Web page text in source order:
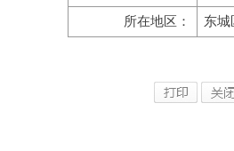
所在地区： 东城